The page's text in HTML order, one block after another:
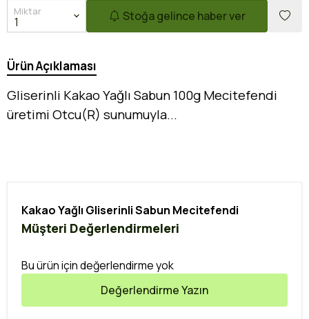
Miktar Stoğa gelince haber ver
Ürün Açıklaması
Gliserinli Kakao Yağlı Sabun 100g Mecitefendi
üretimi Otcu(R) sunumuyla...
Kakao Yağlı Gliserinli Sabun Mecitefendi
Müşteri Değerlendirmeleri
Bu ürün için değerlendirme yok
Değerlendirme Yazın